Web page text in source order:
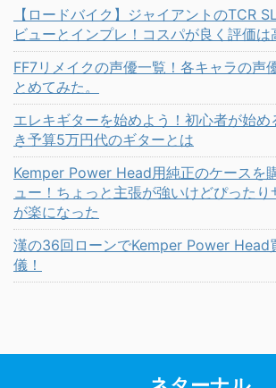
【ロードバイク】ジャイアントのTCR
ビューとインプレ！コスパが良く評価は
FF7リメイクの声優一覧！各キャラの声
とめてみた。
エレキギターを始めよう！初心者が始
き予算5万円代のギターとは
Kemper Power Head用純正のケースを
ュー！ちょっと主張が強いけどぴった
が楽になった
漢の36回ローンでKemper Power Head
儀！